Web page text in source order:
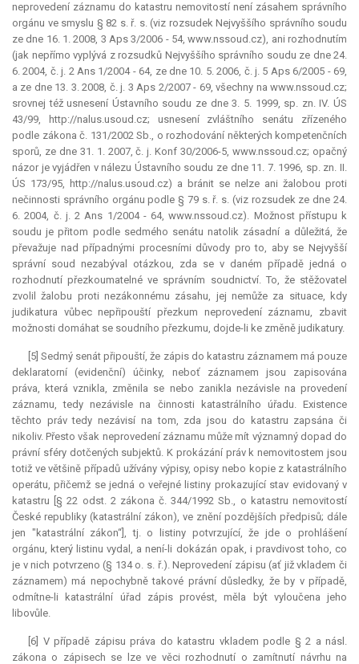
neprovedení záznamu do katastru nemovitostí není zásahem správního
orgánu ve smyslu § 82 s. ř. s. (viz rozsudek Nejvyššího správního soudu
ze dne 16. 1. 2008, 3 Aps 3/2006 - 54, www.nssoud.cz), ani rozhodnutím
(jak nepřímo vyplývá z rozsudků Nejvyššího správního soudu ze dne 24.
6. 2004, č. j. 2 Ans 1/2004 - 64, ze dne 10. 5. 2006, č. j. 5 Aps 6/2005 - 69,
a ze dne 13. 3. 2008, č. j. 3 Aps 2/2007 - 69, všechny na www.nssoud.cz;
srovnej též usnesení Ústavního soudu ze dne 3. 5. 1999, sp. zn. IV. ÚS
43/99, http://nalus.usoud.cz; usnesení zvláštního senátu zřízeného
podle zákona č. 131/2002 Sb., o rozhodování některých kompetenčních
sporů, ze dne 31. 1. 2007, č. j. Konf 30/2006-5, www.nssoud.cz; opačný
názor je vyjádřen v nálezu Ústavního soudu ze dne 11. 7. 1996, sp. zn. II.
ÚS 173/95, http://nalus.usoud.cz) a bránit se nelze ani žalobou proti
nečinnosti správního orgánu podle § 79 s. ř. s. (viz rozsudek ze dne 24.
6. 2004, č. j. 2 Ans 1/2004 - 64, www.nssoud.cz). Možnost přístupu k
soudu je přitom podle sedmého senátu natolik zásadní a důležitá, že
převažuje nad případnými procesními důvody pro to, aby se Nejvyšší
správní soud nezabýval otázkou, zda se v daném případě jedná o
rozhodnutí přezkoumatelné ve správním soudnictví. To, že stěžovatel
zvolil žalobu proti nezákonnému zásahu, jej nemůže za situace, kdy
judikatura vůbec nepřipouští přezkum neprovedení záznamu, zbavit
možnosti domáhat se soudního přezkumu, dojde-li ke změně judikatury.
[5] Sedmý senát připouští, že zápis do katastru záznamem má pouze
deklaratorní (evidenční) účinky, neboť záznamem jsou zapisována
práva, která vznikla, změnila se nebo zanikla nezávisle na provedení
záznamu, tedy nezávisle na činnosti katastrálního úřadu. Existence
těchto práv tedy nezávisí na tom, zda jsou do katastru zapsána či
nikoliv. Přesto však neprovedení záznamu může mít významný dopad do
právní sféry dotčených subjektů. K prokázání práv k nemovitostem jsou
totiž ve většině případů užívány výpisy, opisy nebo kopie z katastrálního
operátu, přičemž se jedná o veřejné listiny prokazující stav evidovaný v
katastru [§ 22 odst. 2 zákona č. 344/1992 Sb., o katastru nemovitostí
České republiky (katastrální zákon), ve znění pozdějších předpisů; dále
jen "katastrální zákon“], tj. o listiny potvrzující, že jde o prohlášení
orgánu, který listinu vydal, a není-li dokázán opak, i pravdivost toho, co
je v nich potvrzeno (§ 134 o. s. ř.). Neprovedení zápisu (ať již vkladem či
záznamem) má nepochybně takové právní důsledky, že by v případě,
odmítne-li katastrální úřad zápis provést, měla být vyloučena jeho
libovůle.
[6] V případě zápisu práva do katastru vkladem podle § 2 a násl.
zákona o zápisech se lze ve věci rozhodnutí o zamítnutí návrhu na